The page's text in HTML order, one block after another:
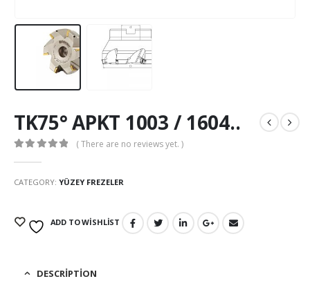
TK75° APKT 1003 / 1604..
( There are no reviews yet. )
CATEGORY: YÜZEY FREZELER
ADD TO WISHLIST
DESCRIPTION